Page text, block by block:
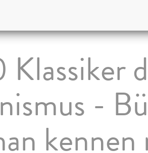
Klassiker
-
kennen